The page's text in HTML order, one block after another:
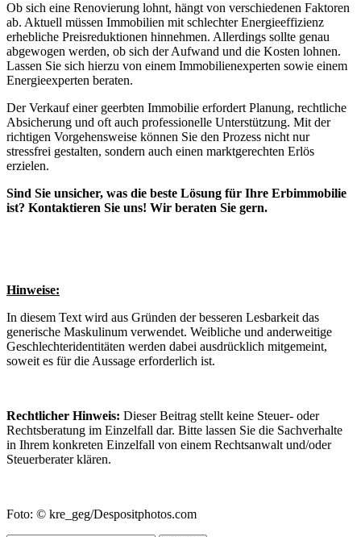
Ob sich eine Renovierung lohnt, hängt von verschiedenen Faktoren
ab. Aktuell müssen Immobilien mit schlechter Energieeffizienz
erhebliche Preisreduktionen hinnehmen. Allerdings sollte genau
abgewogen werden, ob sich der Aufwand und die Kosten lohnen.
Lassen Sie sich hierzu von einem Immobilienexperten sowie einem
Energieexperten beraten.
Der Verkauf einer geerbten Immobilie erfordert Planung, rechtliche
Absicherung und oft auch professionelle Unterstützung. Mit der
richtigen Vorgehensweise können Sie den Prozess nicht nur
stressfrei gestalten, sondern auch einen marktgerechten Erlös
erzielen.
Sind Sie unsicher, was die beste Lösung für Ihre Erbimmobilie
ist? Kontaktieren Sie uns! Wir beraten Sie gern.
Hinweise:
In diesem Text wird aus Gründen der besseren Lesbarkeit das
generische Maskulinum verwendet. Weibliche und anderweitige
Geschlechteridentitäten werden dabei ausdrücklich mitgemeint,
soweit es für die Aussage erforderlich ist.
Rechtlicher Hinweis: Dieser Beitrag stellt keine Steuer- oder
Rechtsberatung im Einzelfall dar. Bitte lassen Sie die Sachverhalte
in Ihrem konkreten Einzelfall von einem Rechtsanwalt und/oder
Steuerberater klären.
Foto: © kre_geg/Despositphotos.com